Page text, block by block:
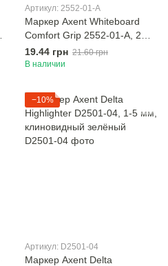
Артикул: 2552-01-A
Маркер Axent Whiteboard
Comfort Grip 2552-01-A, 2
мм, круглый чёрный
19.44 грн 21.60 грн
В наличии
−10%
Артикул: D2501-04
Маркер Axent Delta